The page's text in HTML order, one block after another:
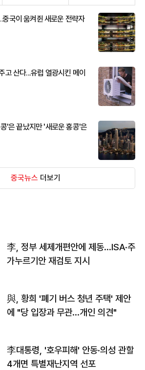
국이 움켜쥔 새로운 전략자
고 산다...유럽 열광시킨 메이
'은 끝났지만 '새로운 홍콩'은
중국뉴스 더보기
李, 정부 세제개편안에 제동…ISA·주
가누르기안 재검토 지시
與, 황희 '폐기 버스 청년 주택' 제안
에 "당 입장과 무관…개인 의견"
李대통령, '호우피해' 안동·의성 관할
4개면 특별재난지역 선포